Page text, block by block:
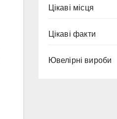
Цікаві місця
Цікаві факти
Ювелірні вироби